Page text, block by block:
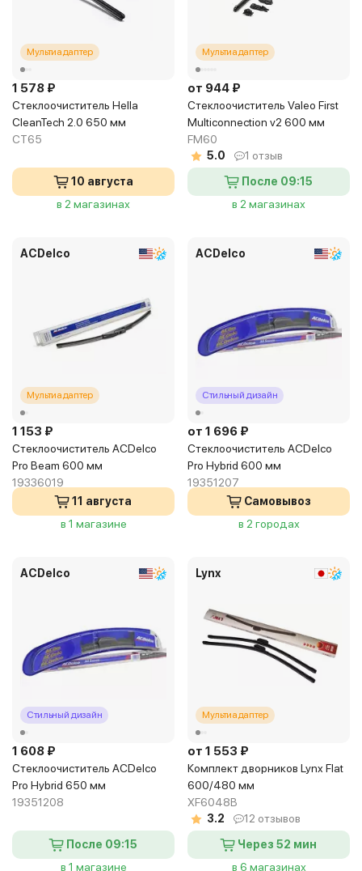
Мультиадаптер
1 578 ₽
Стеклоочиститель Hella
CleanTech 2.0 650 мм
CT65
10 августа
в 2 магазинах
Мультиадаптер
от 944 ₽
Стеклоочиститель Valeo First
Multiconnection v2 600 мм
FM60
5.0
1 отзыв
После 09:15
в 2 магазинах
ACDelco
Мультиадаптер
1 153 ₽
Стеклоочиститель ACDelco
Pro Beam 600 мм
19336019
11 августа
в 1 магазине
ACDelco
Стильный дизайн
от 1 696 ₽
Стеклоочиститель ACDelco
Pro Hybrid 600 мм
19351207
Самовывоз
в 2 городах
ACDelco
Стильный дизайн
1 608 ₽
Стеклоочиститель ACDelco
Pro Hybrid 650 мм
19351208
После 09:15
в 1 магазине
Lynx
Мультиадаптер
от 1 553 ₽
Комплект дворников Lynx Flat
600/480 мм
XF6048B
3.2
12 отзывов
Через 52 мин
в 6 магазинах